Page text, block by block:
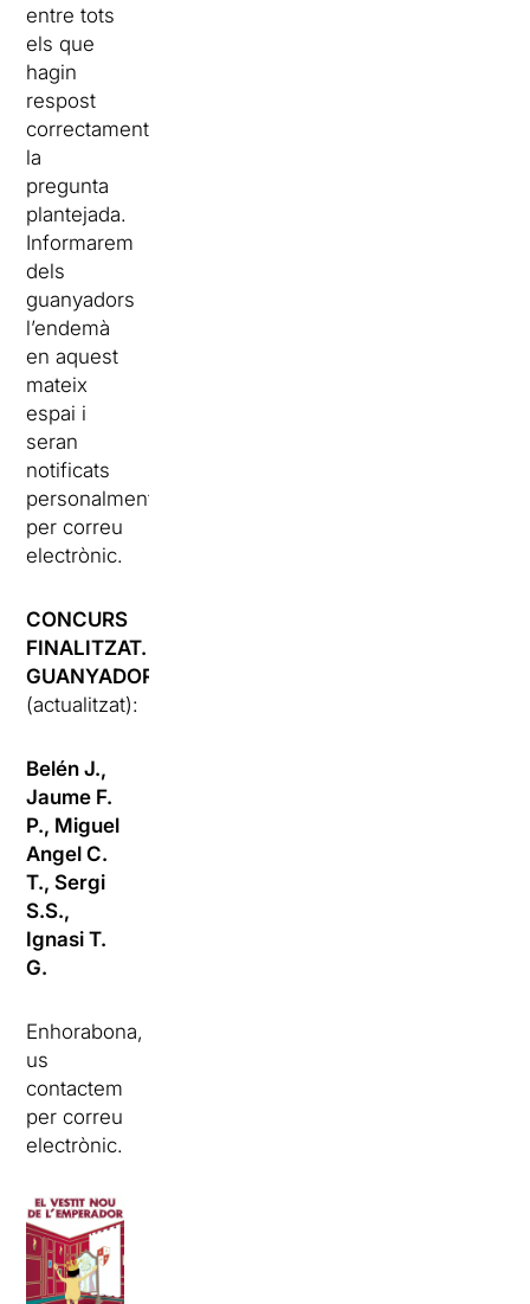
entre tots
els que
hagin
respost
correctament
la
pregunta
plantejada.
Informarem
dels
guanyadors
l’endemà
en aquest
mateix
espai i
seran
notificats
personalment
per correu
electrònic.
CONCURS
FINALITZAT.
GUANYADORS
(actualitzat):
Belén J.,
Jaume F.
P., Miguel
Angel C.
T.,Sergi
S.S.,
Ignasi T.
G.
Enhorabona,
us
contactem
per correu
electrònic.